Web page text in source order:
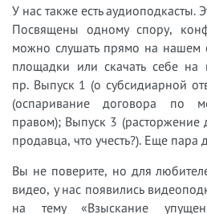
У нас также есть аудиоподкасты.
Посвящены одному спору,
можно слушать прямо на нашем
площадки или скачать себе
пр. Выпуск 1 (о субсидиарной
(оспаривание договора по
правом); Выпуск 3 (расторжение
продавца, что учесть?). Еще пара
Вы не поверите, но для
видео, у нас появились
на тему «Взыскание